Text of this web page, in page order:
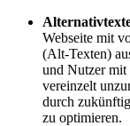
Webseite mit
(Alt-Texten)
und Nutzer mit
vereinzelt
durch
zu optimieren.